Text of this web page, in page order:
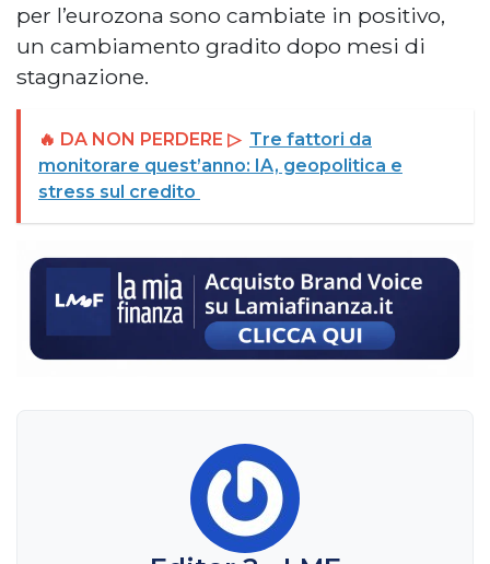
per l’eurozona sono cambiate in positivo,
un cambiamento gradito dopo mesi di
stagnazione.
🔥 DA NON PERDERE ▷ Tre fattori da
monitorare quest’anno: IA, geopolitica e
stress sul credito